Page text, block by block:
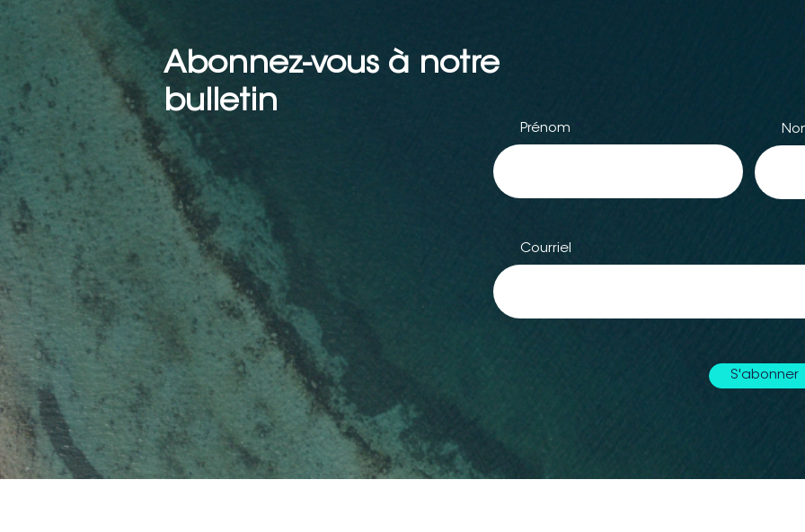
Abonnez-vous à notre
bulletin
Prénom
Courriel
S'abonner